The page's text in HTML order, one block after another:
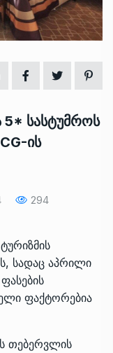
სასტუმროს
ის
294
სადაც აპრილი
ფაქტორებია
თებერვლის